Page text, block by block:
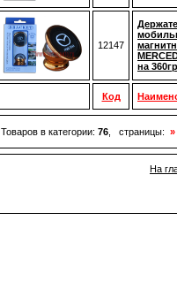
12147
на
Код
Товаров в категории: 76 , страницы: »
На